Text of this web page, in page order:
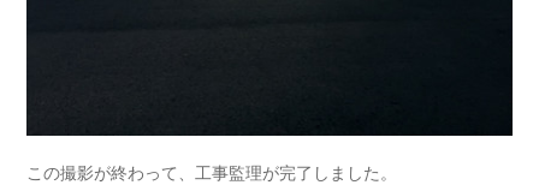
この撮影が終わって、工事監理が完了しました。